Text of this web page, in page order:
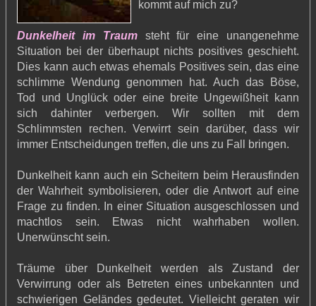
kommt auf mich zu?
Dunkelheit im Traumsteht für eine unangenehme
Situation bei der überhaupt nichts positives geschieht.
Dies kann auch etwas ehemals Positives sein, das eine
schlimme Wendung genommen hat. Auch das Böse,
Tod und Unglück oder eine breite Ungewißheit kann
sich dahinter verbergen. Wir sollten mit dem
Schlimmsten rechen. Verwirrt sein darüber, dass wir
immer Entscheidungen treffen, die uns zu Fall bringen.
Dunkelheit kann auch ein Scheitern beim Herausfinden
der Wahrheit symbolisieren, oder die Antwort auf eine
Frage zu finden. In einer Situation ausgeschlossen und
machtlos sein. Etwas nicht wahrhaben wollen.
Unerwünscht sein.
Träume über Dunkelheit werden als Zustand der
Verwirrung oder als Betreten eines unbekannten und
schwierigen Geländes gedeutet. Vielleicht geraten wir